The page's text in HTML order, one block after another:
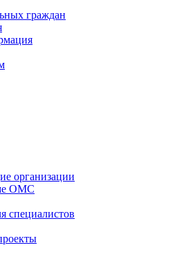
граждан
организации
ОМС
специалистов